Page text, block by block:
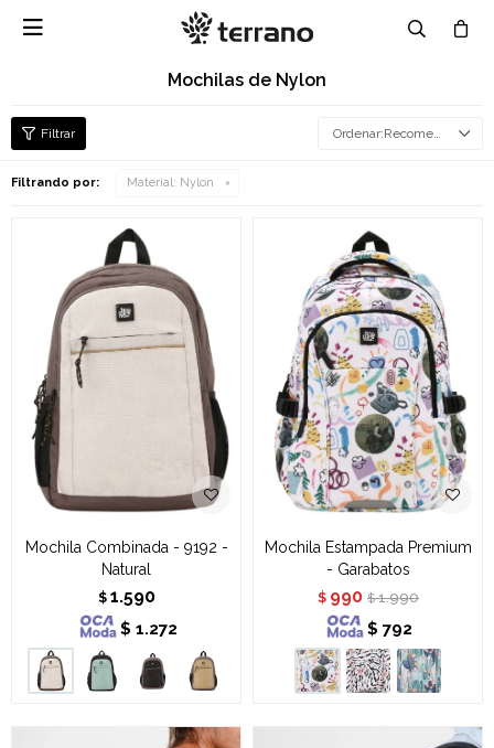

Mochilas de Nylon
Recomendados
Filtrando por: Material: Nylon
Mochila Combinada - 9192 -
Natural
$ 1.590
$ 1.272
Mochila Estampada Premium
- Garabatos
$ 990 $ 1.990
$ 792